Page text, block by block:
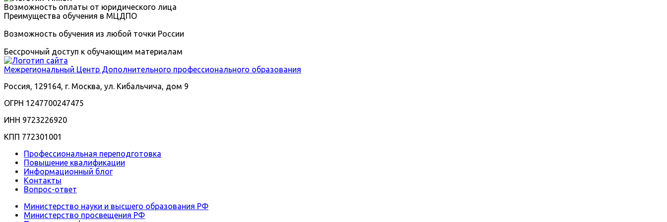
Возможность оплаты от юридического лица
Преимущества обучения в МЦДПО
Возможность обучения из любой точки России
Бессрочный доступ к обучающим материалам
Межрегиональный Центр Дополнительного профессионального образования
Россия, 129164, г. Москва, ул. Кибальчича, дом 9
ОГРН 1247700247475
ИНН 9723226920
КПП 772301001
Профессиональная переподготовка
Повышение квалификации
Информационный блог
Контакты
Вопрос-ответ
Министерство науки и высшего образования РФ
Министерство просвещения РФ